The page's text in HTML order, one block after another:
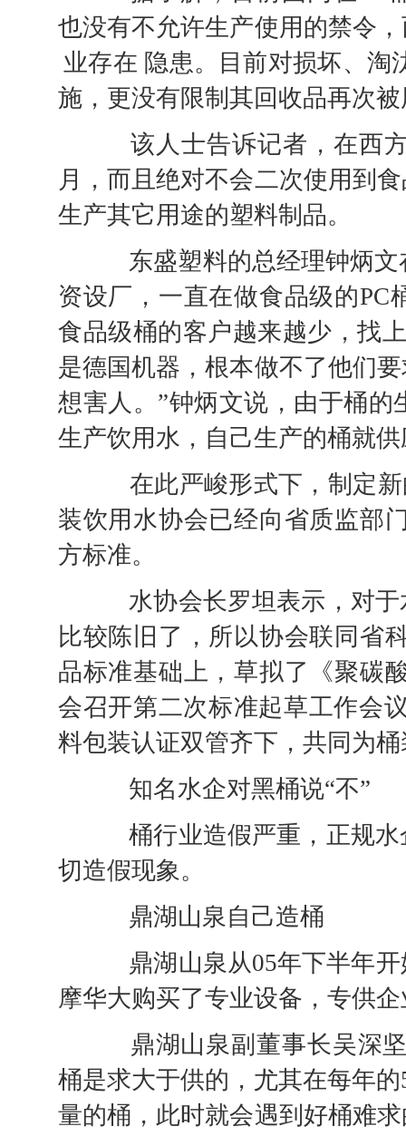
也没有不允许生产使用的禁令
业存在 隐患。目前对损坏、淘
施，更没有限制其回收品再次
该人士告诉记者，在西方
月，而且绝对不会二次使用到
生产其它用途的塑料制品。
东盛塑料的总经理钟炳文
资设厂，一直在做食品级的
食品级桶的客户越来越少，找
是德国机器，根本做不了他们
想害人。”钟炳文说，由于桶
生产饮用水，自己生产的桶就
在此严峻形式下，制定新
装饮用水协会已经向省质监部
方标准。
水协会长罗坦表示，对于
比较陈旧了，所以协会联同省
品标准基础上，草拟了《聚碳
会召开第二次标准起草工作会
料包装认证双管齐下，共同为
知名水企对黑桶说“不”
桶行业造假严重，正规水
切造假现象。
鼎湖山泉自己造桶
鼎湖山泉从05年下半年开
摩华大购买了专业设备，专供
鼎湖山泉副董事长吴深坚
桶是求大于供的，尤其在每年
量的桶，此时就会遇到好桶难